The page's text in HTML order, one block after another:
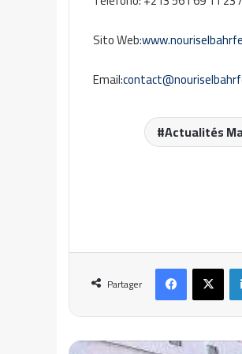
Sito Web:
Email:
Actualités
Partager